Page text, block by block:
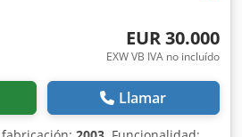
EUR 30.000
EXW VB IVA no incluído
Llamar